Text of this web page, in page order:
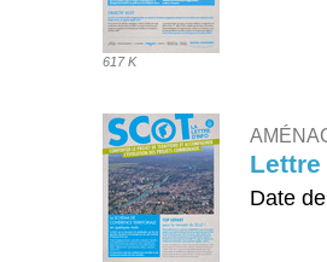
617 K
Date